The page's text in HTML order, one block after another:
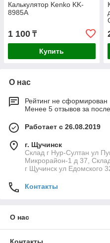
Калькулятор Kenko KK-
8985A
1 100 ₸
Купить
О нас
Рейтинг не сформирован
Менее 5 отзывов за
Работает с 26.08.2019
г. Щучинск
Склад г Нур-Султан ул
Микрорайон-1 д 37,
г Щучинск ул Едомского
Контакты
О нас